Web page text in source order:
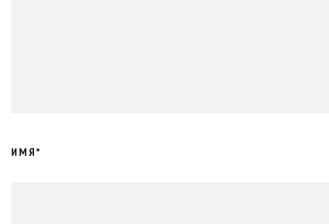
ИМЯ*